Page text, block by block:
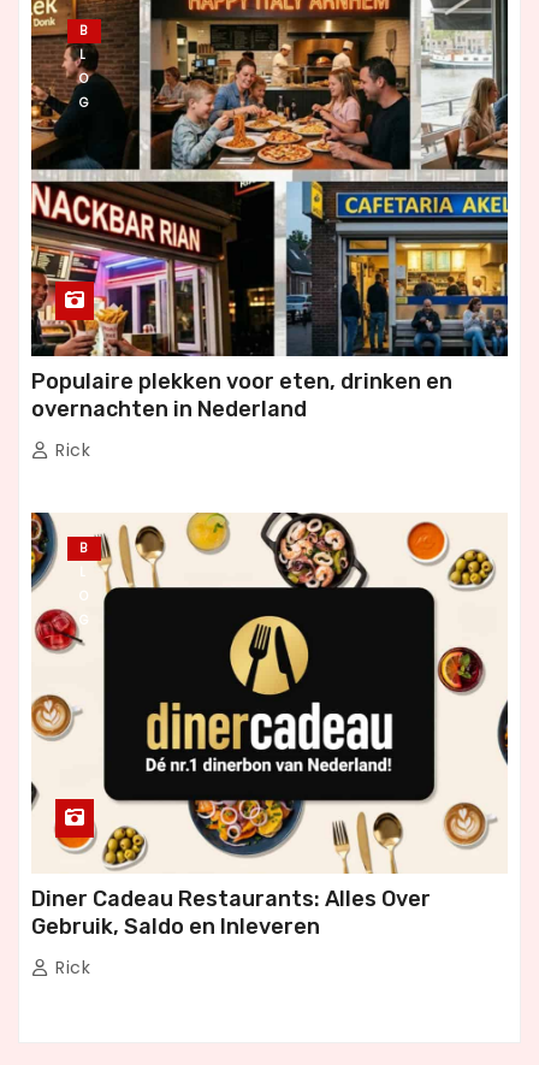
B
L
O
G
Populaire plekken voor eten, drinken en
overnachten in Nederland
Rick
B
L
O
G
Diner Cadeau Restaurants: Alles Over
Gebruik, Saldo en Inleveren
Rick